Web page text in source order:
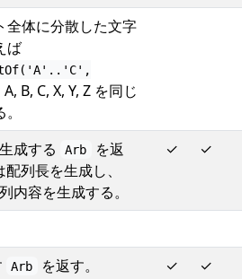
全体に分散した文字
ば
A, B, C, X, Y, Z を同じ
成する Arb
を返
配列長を生成し、
内容を生成する。
✓ ✓
Arb を返す。 ✓
✓